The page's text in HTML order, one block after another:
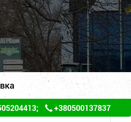
; +380500137837